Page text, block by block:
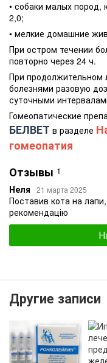
• собаки малых пород,
2,0;
• мелкие домашние
При остром течении
повторно через 24 ч.
При продолжительном
болезнями разовую
суточными
Гомеопатические
БЕЛВЕТ в разделе
гомеопатия
Отзывы 1
Неля 21 марта 2025
Поставив кота на
рекомендацію
Другие записи